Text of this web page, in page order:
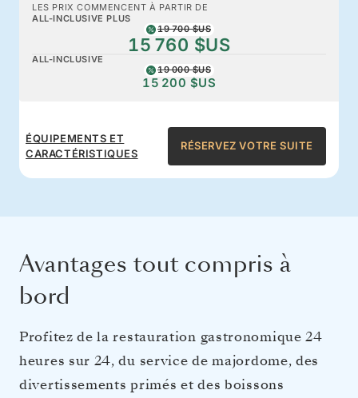
LES PRIX COMMENCENT À PARTIR DE
ALL-INCLUSIVE PLUS
19 700 $US
15 760 $US
ALL-INCLUSIVE
19 000 $US
15 200 $US
ÉQUIPEMENTS ET
CARACTÉRISTIQUES
RÉSERVEZ VOTRE SUITE
Avantages tout compris à
bord
Profitez de la restauration gastronomique 24
heures sur 24, du service de majordome, des
divertissements primés et des boissons